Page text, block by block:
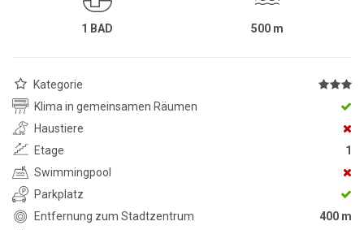
1 BAD 500 m
Kategorie
Klima in gemeinsamen Räumen
Haustiere
Etage
1
Swimmingpool
Parkplatz
Entfernung zum Stadtzentrum
400 m